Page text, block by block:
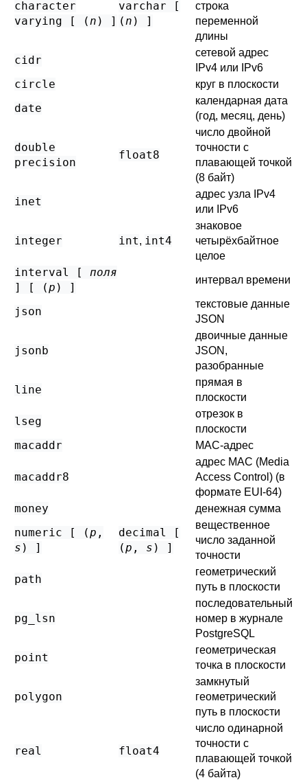
character
varying [ (n ) ]
varchar [
(n ) ]
строка
переменной
длины
cidr
сетевой адрес
IPv4 или IPv6
circle круг в плоскости
date
календарная дата
(год, месяц, день)
double
precision
float8
число двойной
точности с
плавающей точкой
(8 байт)
inet
адрес узла IPv4
или IPv6
integer int, int4
знаковое
четырёхбайтное
целое
interval [ поля
] [ (p ) ]
интервал времени
json
текстовые данные
JSON
jsonb
двоичные данные
JSON,
разобранные
line
прямая в
плоскости
lseg
отрезок в
плоскости
macaddr MAC-адрес
macaddr8
адрес MAC (Media
Access Control) (в
формате EUI-64)
money денежная сумма
numeric [ (p ,
s ) ]
decimal [
(p , s ) ]
вещественное
число заданной
точности
path
геометрический
путь в плоскости
pg_lsn
последовательный
номер в журнале
PostgreSQL
point
геометрическая
точка в плоскости
polygon
замкнутый
геометрический
путь в плоскости
real float4
число одинарной
точности с
плавающей точкой
(4 байта)